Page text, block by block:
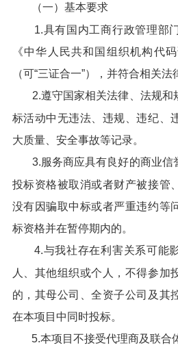
（一）基本要求
1.具有国内工商行政管理部
《中华人民共和国组织机构代
（可“三证合一”），并符合相关法
2.遵守国家相关法律、法规和
标活动中无违法、违规、违纪、
大质量、安全事故等记录。
3.服务商应具有良好的商业信
投标资格被取消或者财产被接管
没有因骗取中标或者严重违约等
标资格并在暂停期内的。
4.与我社存在利害关系可能
人、其他组织或个人，不得参加
的，其母公司、全资子公司及其
在本项目中同时投标。
5.本项目不接受代理商及联合